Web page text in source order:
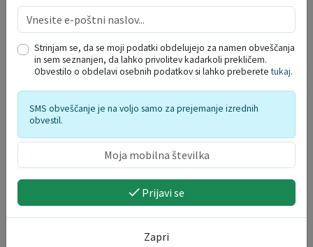
koncesije za vzdrževanje javne razsvetljave
Velikost datoteke: 2 MB
Dokončno poročilo o nadzornem pregledu nad poslovanjem
Krajevne skupnosti Simona Jenka
Velikost datoteke: 3 MB
Dokončno poročilo o nadzornem pregledu poslovanja
Krajevne skupnosti Dragomelj - Pšata
Dokončno poročilo o nadzornem pregledu poslovanja
Strinjam se, da se moji podatki obdelujejo za namen obveščanja
in sem seznanjen, da lahko privolitev kadarkoli prekličem.
Obvestilo o obdelavi osebnih podatkov si lahko preberetetukaj.
SMS obveščanje je na voljo samo za prejemanje izrednih
obvestil.
Prijavi se
Zapri